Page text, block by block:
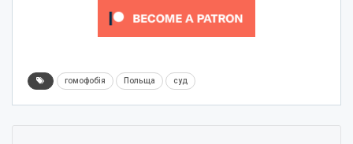
гомофобія Польща суд